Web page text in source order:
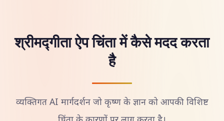
श्रीमद्गीता ऐप चिंता में कैसे मदद करता
है
व्यक्तिगत AI मार्गदर्शन जो कृष्ण के ज्ञान को आपकी विशिष्ट